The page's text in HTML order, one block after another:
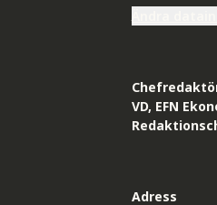
VD, EFN
Adress